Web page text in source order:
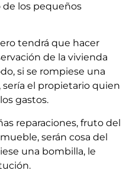
de los pequeños
tendrá que hacer
de la vivienda
si se rompiese una
el propietario quien
gastos.
reparaciones, fruto del
serán cosa del
una bombilla, le